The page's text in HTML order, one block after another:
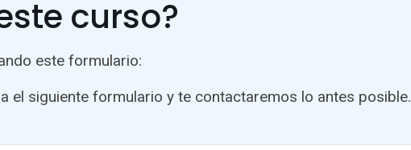
curso?
este formulario:
el siguiente formulario y te contactaremos lo antes posible.